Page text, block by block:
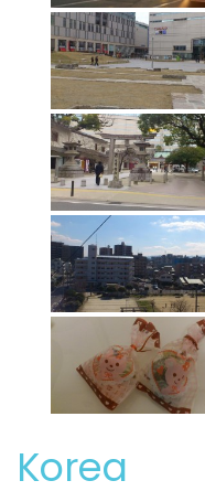
Korea